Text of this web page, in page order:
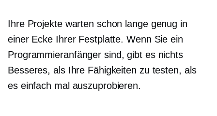
Ihre Projekte warten schon lange genug in
einer Ecke Ihrer Festplatte. Wenn Sie ein
Programmieranfänger sind, gibt es nichts
Besseres, als Ihre Fähigkeiten zu testen, als
es einfach mal auszuprobieren.